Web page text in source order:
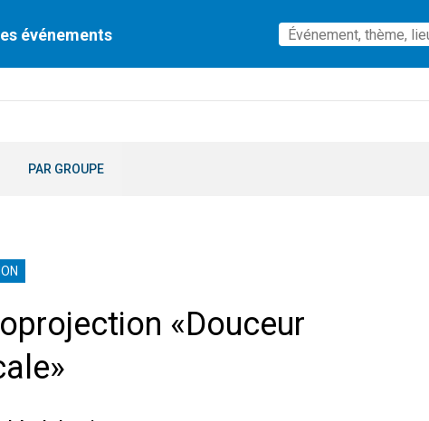
événements
PAR GROUPE
«Douceur